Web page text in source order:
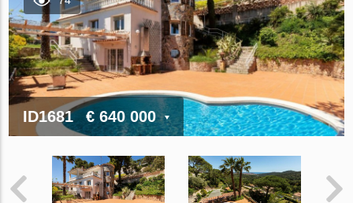
ID1681 € 640 000